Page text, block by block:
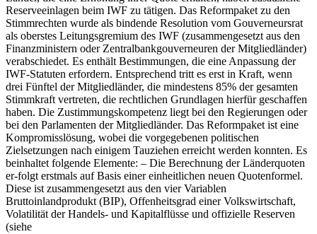
Reserveeinlagen beim IWF zu tätigen. Das Reformpaket zu den
Stimmrechten wurde als bindende Resolution vom Gouverneursrat
als oberstes Leitungsgremium des IWF (zusammengesetzt aus den
Finanzministern oder Zentralbankgouverneuren der Mitgliedländer)
verabschiedet. Es enthält Bestimmungen, die eine Anpassung der
IWF-Statuten erfordern. Entsprechend tritt es erst in Kraft, wenn
drei Fünftel der Mitgliedländer, die mindestens 85% der gesamten
Stimmkraft vertreten, die rechtlichen Grundlagen hierfür geschaffen
haben. Die Zustimmungskompetenz liegt bei den Regierungen oder
bei den Parlamenten der Mitgliedländer. Das Reformpaket ist eine
Kompromisslösung, wobei die vorgegebenen politischen
Zielsetzungen nach einigem Tauziehen erreicht werden konnten. Es
beinhaltet folgende Elemente: – Die Berechnung der Länderquoten
er-folgt erstmals auf Basis einer einheitlichen neuen Quotenformel.
Diese ist zusammengesetzt aus den vier Variablen
Bruttoinlandprodukt (BIP), Offenheitsgrad einer Volkswirtschaft,
Volatilität der Handels- und Kapitalflüsse und offizielle Reserven
(siehe